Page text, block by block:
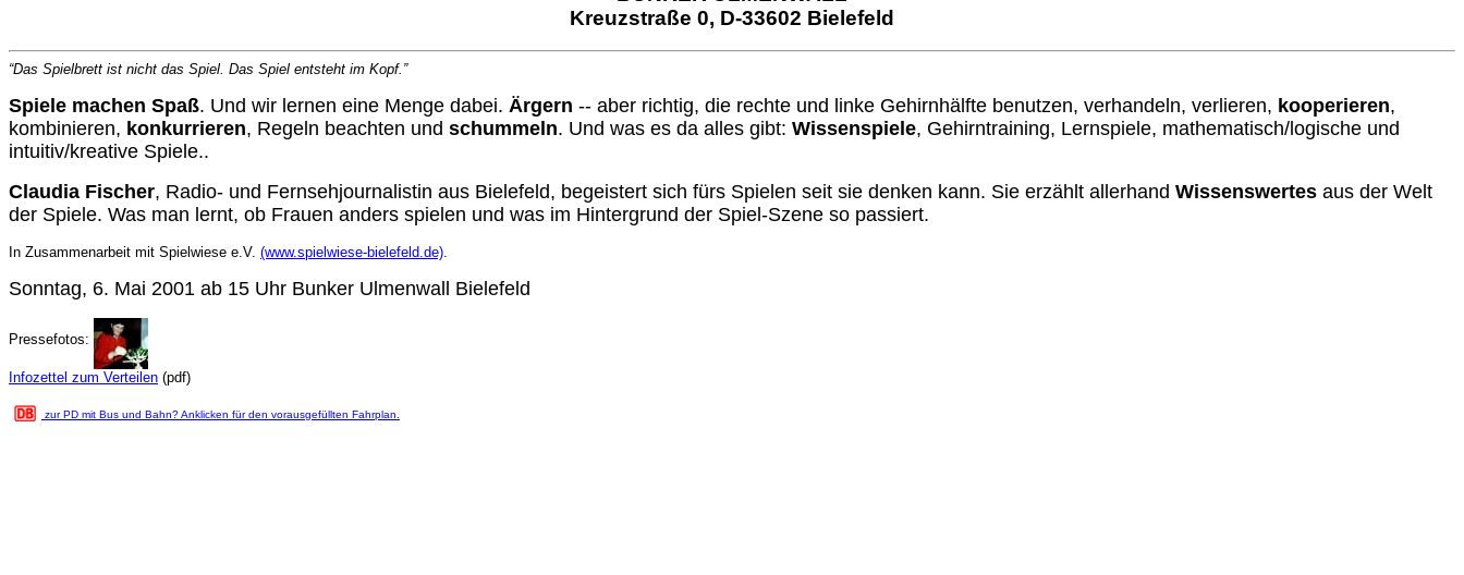
Kreuzstraße 0, D-33602 Bielefeld
“Das Spielbrett ist nicht das Spiel. Das Spiel entsteht im Kopf.”
Spiele machen Spaß. Und wir lernen eine Menge dabei. Ärgern -- aber richtig, die rechte und linke Gehirnhälfte benutzen, verhandeln, verlieren, kooperieren,
kombinieren, konkurrieren, Regeln beachten und schummeln. Und was es da alles gibt: Wissenspiele, Gehirntraining, Lernspiele, mathematisch/logische und
intuitiv/kreative Spiele..
Claudia Fischer, Radio- und Fernsehjournalistin aus Bielefeld, begeistert sich fürs Spielen seit sie denken kann. Sie erzählt allerhand Wissenswertes aus der Welt
der Spiele. Was man lernt, ob Frauen anders spielen und was im Hintergrund der Spiel-Szene so passiert.
In Zusammenarbeit mit Spielwiese e.V. (www.spielwiese-bielefeld.de).
Sonntag, 6. Mai 2001 ab 15 Uhr Bunker Ulmenwall Bielefeld
Pressefotos:
Infozettel zum Verteilen (pdf)
zur PD mit Bus und Bahn? Anklicken für den vorausgefüllten Fahrplan.